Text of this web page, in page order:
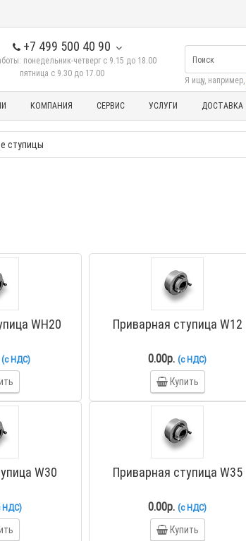
+7 499 500 40 90
понедельник-четверг с 9.15 до 18.00
пятница с 9.30 до 17.00
Я ищу, например,
КОМПАНИЯ СЕРВИС УСЛУГИ ДОСТАВКА
ступицы
WH20
(с НДС)
Приварная ступица W12
0.00р.(с НДС)
Купить
W30
НДС)
Приварная ступица W35
0.00р.(с НДС)
Купить